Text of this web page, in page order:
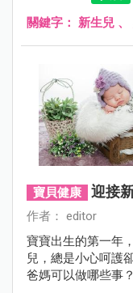
關鍵字： 新生兒 、
寶貝健康 迎接
作者： editor
寶寶出生的第一年
兒，總是小心呵護
爸媽可以做哪些事